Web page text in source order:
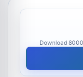
Download